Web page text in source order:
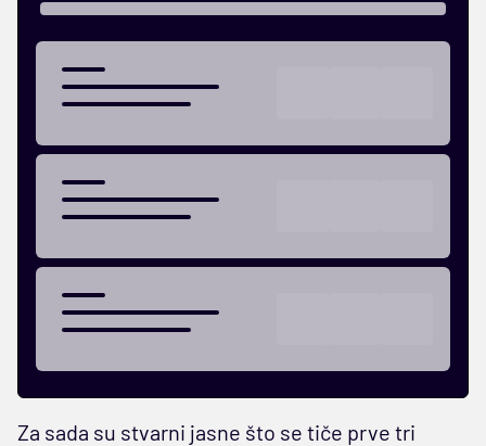
Za sada su stvarni jasne što se tiče prve tri